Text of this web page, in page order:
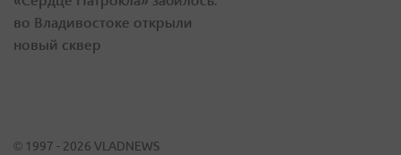
во Владивостоке открыли
новый сквер
© 1997 - 2026 VLADNEWS